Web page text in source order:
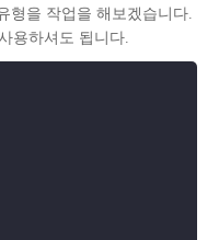
형을 작업을 해보겠습니다.
용하셔도 됩니다.